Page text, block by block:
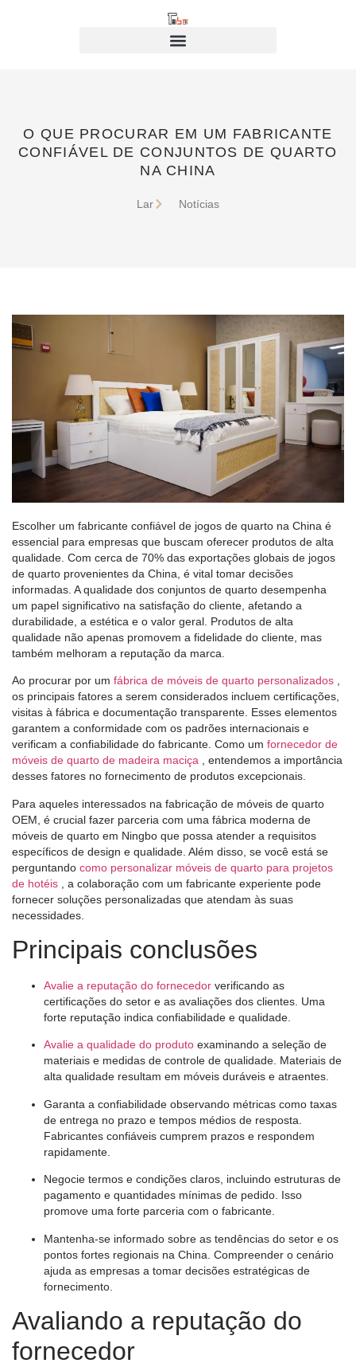
O QUE PROCURAR EM UM FABRICANTE
CONFIÁVEL DE CONJUNTOS DE QUARTO
NA CHINA
Lar Notícias
Escolher um fabricante confiável de jogos de quarto na China é
essencial para empresas que buscam oferecer produtos de alta
qualidade. Com cerca de 70% das exportações globais de jogos
de quarto provenientes da China, é vital tomar decisões
informadas. A qualidade dos conjuntos de quarto desempenha
um papel significativo na satisfação do cliente, afetando a
durabilidade, a estética e o valor geral. Produtos de alta
qualidade não apenas promovem a fidelidade do cliente, mas
também melhoram a reputação da marca.
Ao procurar por um fábrica de móveis de quarto personalizados ,
os principais fatores a serem considerados incluem certificações,
visitas à fábrica e documentação transparente. Esses elementos
garantem a conformidade com os padrões internacionais e
verificam a confiabilidade do fabricante. Como um fornecedor de
móveis de quarto de madeira maciça , entendemos a importância
desses fatores no fornecimento de produtos excepcionais.
Para aqueles interessados ​​na fabricação de móveis de quarto
OEM, é crucial fazer parceria com uma fábrica moderna de
móveis de quarto em Ningbo que possa atender a requisitos
específicos de design e qualidade. Além disso, se você está se
perguntando como personalizar móveis de quarto para projetos
de hotéis
, a colaboração com um fabricante experiente pode
fornecer soluções personalizadas que atendam às suas
necessidades.
Principais conclusões
Avalie a reputação do fornecedor verificando as
certificações do setor e as avaliações dos clientes. Uma
forte reputação indica confiabilidade e qualidade.
Avalie a qualidade do produto examinando a seleção de
materiais e medidas de controle de qualidade. Materiais de
alta qualidade resultam em móveis duráveis ​​e atraentes.
Garanta a confiabilidade observando métricas como taxas
de entrega no prazo e tempos médios de resposta.
Fabricantes confiáveis ​​cumprem prazos e respondem
rapidamente.
Negocie termos e condições claros, incluindo estruturas de
pagamento e quantidades mínimas de pedido. Isso
promove uma forte parceria com o fabricante.
Mantenha-se informado sobre as tendências do setor e os
pontos fortes regionais na China. Compreender o cenário
ajuda as empresas a tomar decisões estratégicas de
fornecimento.
Avaliando a reputação do
fornecedor